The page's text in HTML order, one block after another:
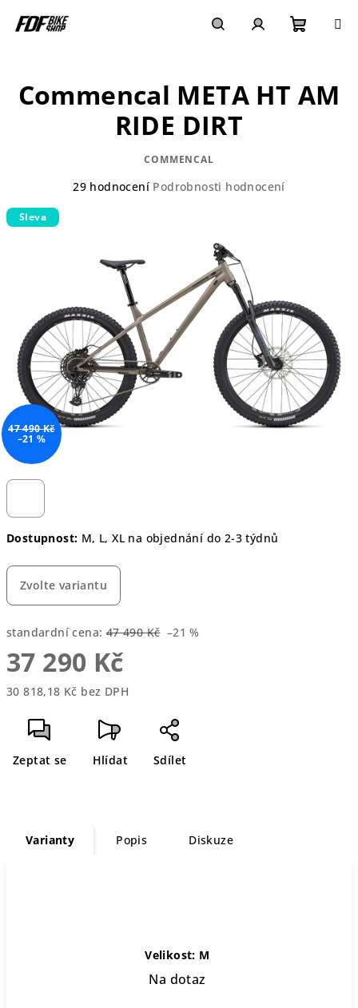
košík
Dostupnost: M, L, XL na objednání do 2-3 týdnů
Zvolte variantu
standardní cena: 47 490 Kč –21 %
37 290 Kč
30 818,18 Kč bez DPH
cena:
Zeptat se Hlídat Sdílet
Commencal META HT AM
RIDE DIRT
COMMENCAL
Průměrné
hvězdiček.
29 hodnocení Podrobnosti hodnocení
Sleva
47 490 Kč
–21 %
Varianty Popis Diskuze
Velikost: M
Na dotaz